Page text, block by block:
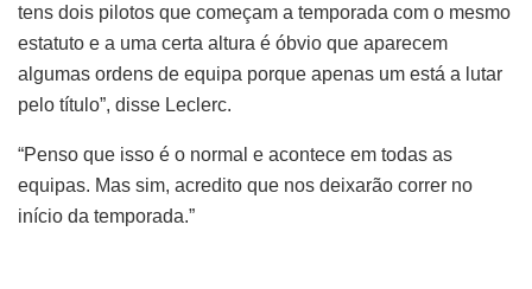
tens dois pilotos que começam a temporada com o mesmo
estatuto e a uma certa altura é óbvio que aparecem
algumas ordens de equipa porque apenas um está a lutar
pelo título”, disse Leclerc.
“Penso que isso é o normal e acontece em todas as
equipas. Mas sim, acredito que nos deixarão correr no
início da temporada.”